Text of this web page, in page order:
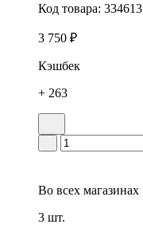
Код товара: 334613
3 750 ₽
Кэшбек
+ 263
Во всех магазинах
3 шт.